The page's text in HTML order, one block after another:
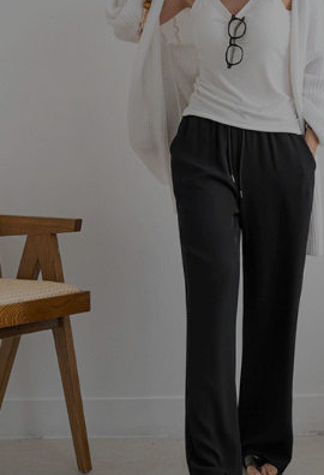
장마템 기획전 오늘출발